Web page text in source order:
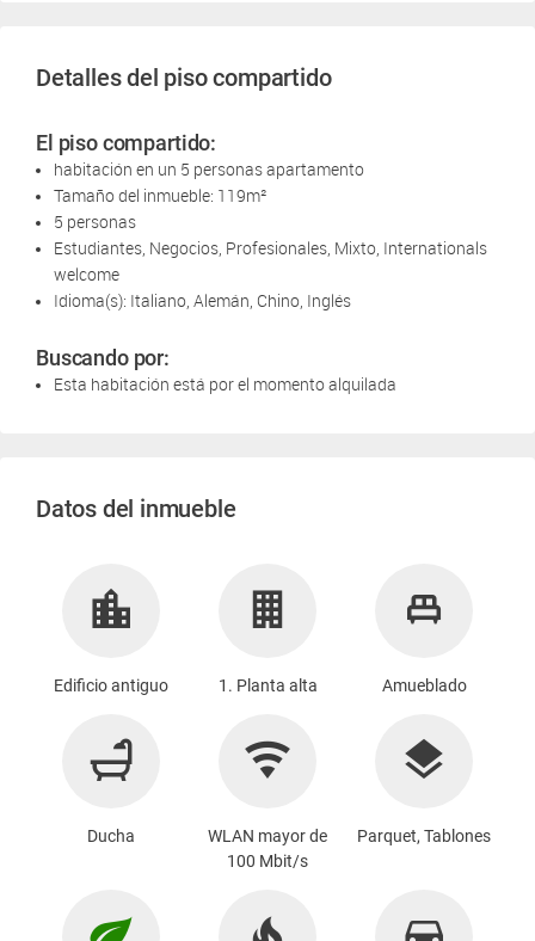
Detalles del piso compartido
El piso compartido:
habitación en un 5 personas apartamento
Tamaño del inmueble: 119m²
5 personas
Estudiantes, Negocios, Profesionales, Mixto, Internationals
welcome
Idioma(s): Italiano, Alemán, Chino, Inglés
Buscando por:
Esta habitación está por el momento alquilada
Datos del inmueble
Edificio antiguo 1. Planta alta Amueblado
Ducha
WLAN mayor de
100 Mbit/s
Parquet, Tablones